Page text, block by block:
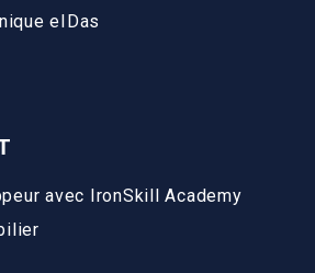
eIDas
avec IronSkill Academy